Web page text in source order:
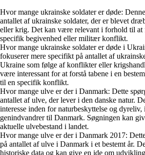
Hvor mange ukrainske soldater er døde:
antallet af ukrainske soldater, der er blevet
eller krig. Det kan være relevant i forhold til at
specifik begivenhed eller militær konflikt.
Hvor mange ukrainske soldater er døde i
fokuserer mere specifikt på antallet af
Ukraine som følge af konflikter eller
være interessant for at forstå tabene i en
til en specifik konflikt.
Hvor mange ulve er der i Danmark: Dette
antallet af ulve, der lever i den danske natur.
interesse inden for naturbeskyttelse og
genindvandrer til Danmark. Søgningen kan
aktuelle ulvebestand i landet.
Hvor mange ulve er der i Danmark 2017:
på antallet af ulve i Danmark i et bestemt år.
historiske data og kan give en ide om